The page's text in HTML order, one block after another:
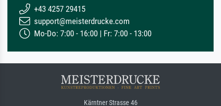
+43 4257 29415
support@meisterdrucke.com
Mo-Do: 7:00 - 16:00 | Fr: 7:00 - 13:00
Kärntner Strasse 46